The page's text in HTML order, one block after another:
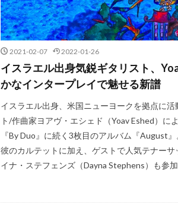
2021-02-07 2022-01-26
イスラエル出身気鋭ギタリスト、
かなインタープレイで魅せる新譜
イスラエル出身、米国ニューヨークを拠点に活
ト/作曲家ヨアヴ・エシェド（Yoav Eshed）に
『By Duo』に続く3枚目のアルバム『August
彼のカルテットに加え、ゲストで人気テナー
イナ・ステフェンズ（Dayna Stephens）も参加